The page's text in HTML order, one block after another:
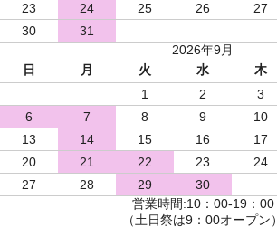
23
24 25 26 27
30
31
2026年9月
日
月 火 水 木
1
2 3
6
7 8 9 10
13
14 15 16 17
20
21 22 23 24
27
28 29
30
営業時間:10：00-19：00
（土日祭は9：00オープン）